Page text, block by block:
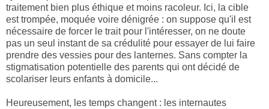
traitement bien plus éthique et moins racoleur. Ici, la cible
est trompée, moquée voire dénigrée : on suppose qu'il est
nécessaire de forcer le trait pour l'intéresser, on ne doute
pas un seul instant de sa crédulité pour essayer de lui faire
prendre des vessies pour des lanternes. Sans compter la
stigmatisation potentielle des parents qui ont décidé de
scolariser leurs enfants à domicile...
Heureusement, les temps changent : les internautes